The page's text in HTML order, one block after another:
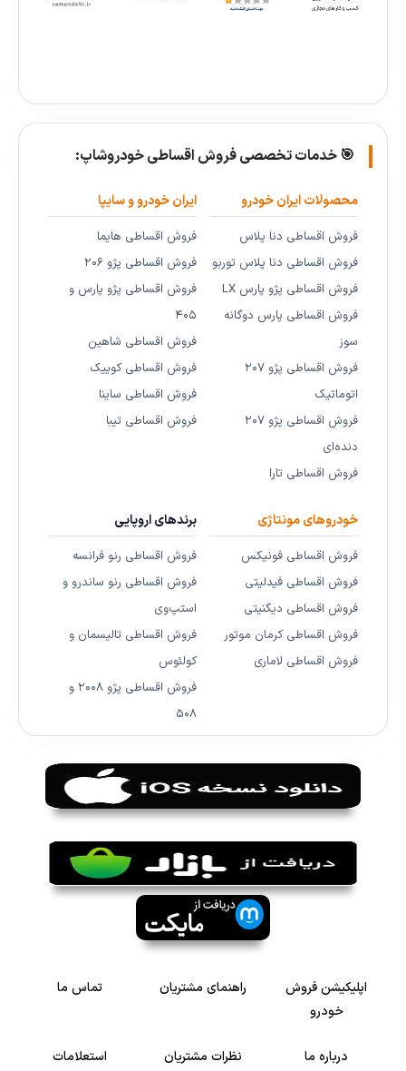
🎯 خدمات تخصصی فروش اقساطی خودروشاپ:
محصولات ایران خودرو
فروش اقساطی دنا پلاس
فروش اقساطی دنا پلاس توربو
فروش اقساطی پژو پارس LX
فروش اقساطی پارس دوگانه
سوز
فروش اقساطی پژو ۲۰۷
اتوماتیک
فروش اقساطی پژو ۲۰۷
دنده‌ای
فروش اقساطی تارا
ایران خودرو و سایپا
فروش اقساطی هایما
فروش اقساطی پژو ۲۰۶
فروش اقساطی پژو پارس و
۴۰۵
فروش اقساطی شاهین
فروش اقساطی کوییک
فروش اقساطی ساینا
فروش اقساطی تیبا
خودروهای مونتاژی
فروش اقساطی فونیکس
فروش اقساطی فیدلیتی
فروش اقساطی دیگنیتی
فروش اقساطی کرمان موتور
فروش اقساطی لاماری
برندهای اروپایی
فروش اقساطی رنو فرانسه
فروش اقساطی رنو ساندرو و
استپ‌وی
فروش اقساطی تالیسمان و
کولئوس
فروش اقساطی پژو ۲۰۰۸ و
۵۰۸
اپلیکیشن فروش
خودرو
راهنمای مشتریان تماس ما
درباره ما نظرات مشتریان استعلامات